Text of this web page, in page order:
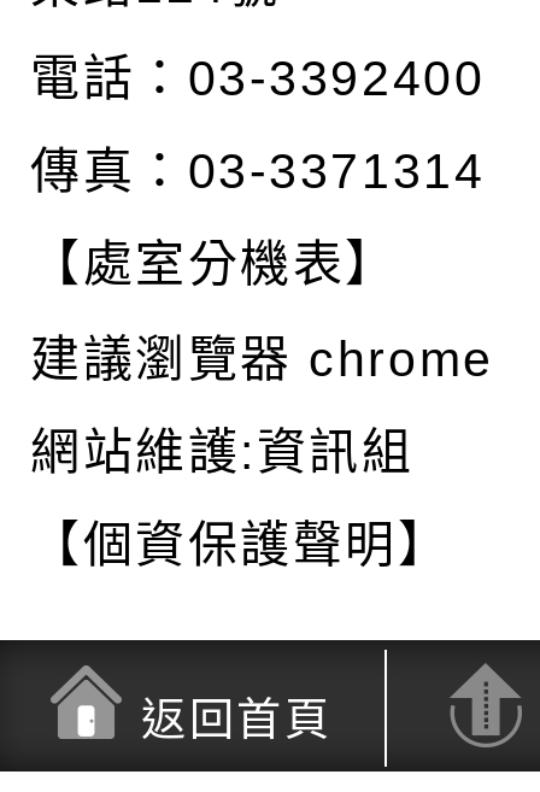
電話：03-3392400
傳真：03-3371314
【處室分機表】
建議瀏覽器 chrome
網站維護:資訊組
【個資保護聲明】
返回首頁